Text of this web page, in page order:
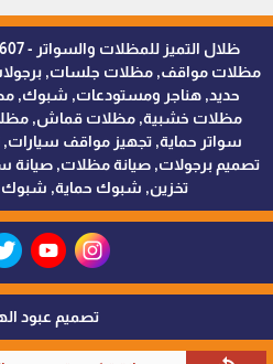
مظلات مواقف, مظلات جلسات,
حديد, هناجر ومستودعات, شبوك,
مظلات خشبية, مظلات قماش,
سواتر حماية, تجهيز مواقف
تصميم برجولات, صيانة مظلات, صيانة
تخزين, شبوك حماية, شبوك
تصميم عبود